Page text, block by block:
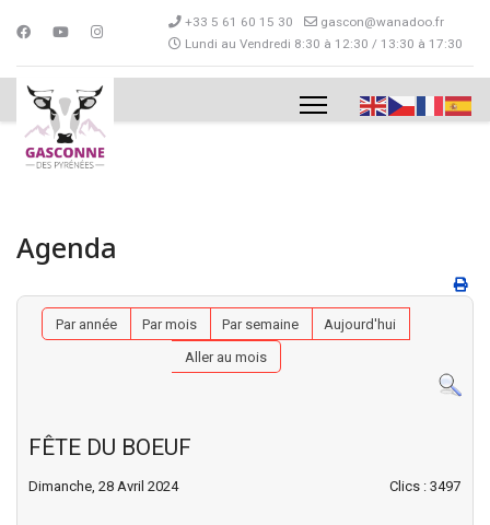
+33 5 61 60 15 30
gascon@wanadoo.fr
Lundi au Vendredi 8:30 à 12:30 / 13:30 à 17:30
Agenda
Par année Par mois Par semaine
Aujourd'hui
Aller au mois
FÊTE DU BOEUF
Dimanche, 28 Avril 2024 Clics : 3497